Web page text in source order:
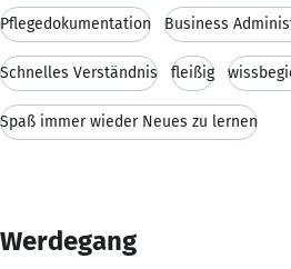
Pflegedokumentation Business
Schnelles Verständnis fleißig
Spaß immer wieder Neues zu lernen
Werdegang